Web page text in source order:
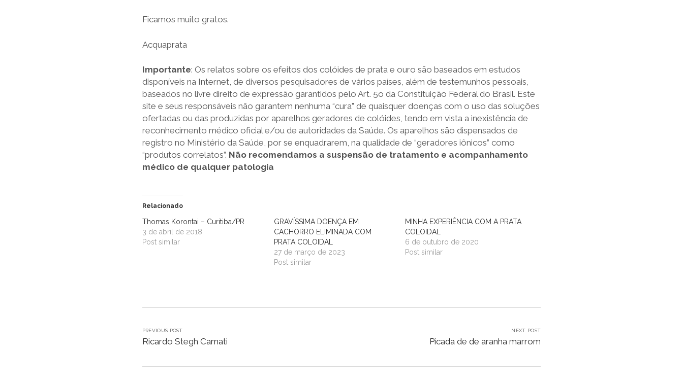
Ficamos muito gratos.
Acquaprata
Importante: Os relatos sobre os efeitos dos colóides de prata e ouro são baseados em estudos
disponíveis na Internet, de diversos pesquisadores de vários países, além de testemunhos pessoais,
baseados no livre direito de expressão garantidos pelo Art. 5o da Constituição Federal do Brasil. Este
site e seus responsáveis não garantem nenhuma “cura” de quaisquer doenças com o uso das soluções
ofertadas ou das produzidas por aparelhos geradores de colóides, tendo em vista a inexistência de
reconhecimento médico oficial e/ou de autoridades da Saúde. Os aparelhos são dispensados de
registro no Ministério da Saúde, por se enquadrarem, na qualidade de “geradores iônicos” como
“produtos correlatos”. Não recomendamos a suspensão de tratamento e acompanhamento
médico de qualquer patologia
Relacionado
Thomas Korontai – Curitiba/PR
3 de abril de 2018
Post similar
GRAVÍSSIMA DOENÇA EM
CACHORRO ELIMINADA COM
PRATA COLOIDAL
27 de março de 2023
Post similar
MINHA EXPERIÊNCIA COM A PRATA
COLOIDAL
6 de outubro de 2020
Post similar
PREVIOUS POST
Ricardo Stegh Camati
NEXT POST
Picada de de aranha marrom